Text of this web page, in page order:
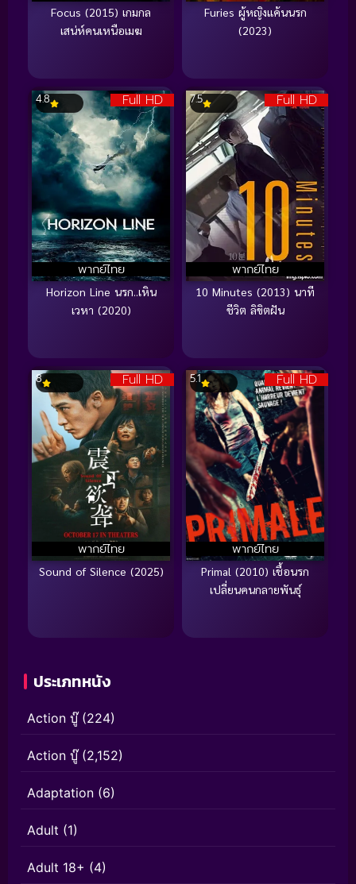
Focus (2015) เกมกล
เสน่ห์คนเหนือเมฆ
Furies ผู้หญิงแค้นนรก
(2023)
Full HD
พากย์ไทย
4.8
Horizon Line นรก..เหิน
เวหา (2020)
Full HD
พากย์ไทย
7.5
10 Minutes (2013) นาที
ชีวิต ลิขิตฝัน
Full HD
พากย์ไทย
8
Sound of Silence (2025)
Full HD
พากย์ไทย
5.1
Primal (2010) เชื้อนรก
เปลี่ยนคนกลายพันธุ์
ประเภทหนัง
Action บู๊(224)
Action บู๊(2,152)
Adaptation (6)
Adult (1)
Adult 18+ (4)